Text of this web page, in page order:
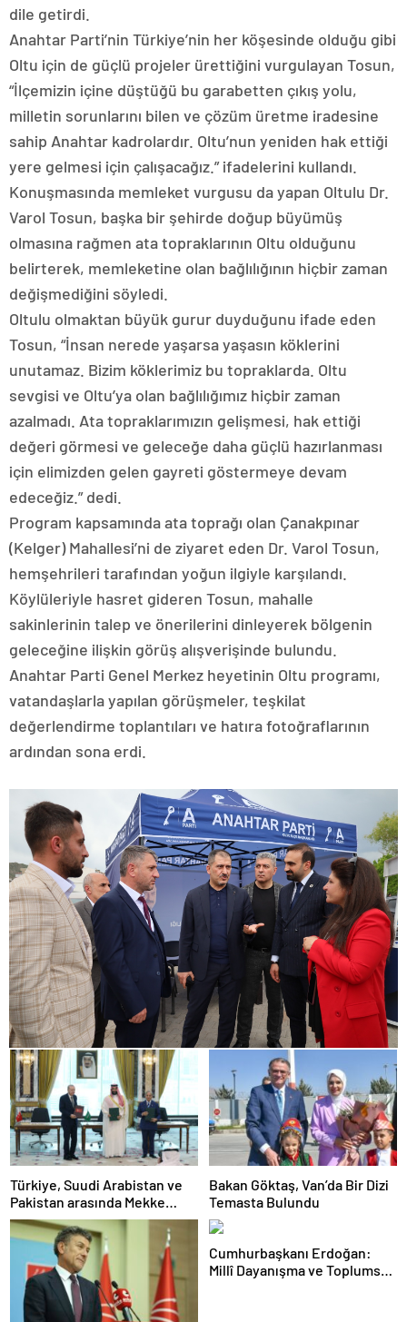
dile getirdi.
Anahtar Parti’nin Türkiye’nin her köşesinde olduğu gibi
Oltu için de güçlü projeler ürettiğini vurgulayan Tosun,
“İlçemizin içine düştüğü bu garabetten çıkış yolu,
milletin sorunlarını bilen ve çözüm üretme iradesine
sahip Anahtar kadrolardır. Oltu’nun yeniden hak ettiği
yere gelmesi için çalışacağız.” ifadelerini kullandı.
Konuşmasında memleket vurgusu da yapan Oltulu Dr.
Varol Tosun, başka bir şehirde doğup büyümüş
olmasına rağmen ata topraklarının Oltu olduğunu
belirterek, memleketine olan bağlılığının hiçbir zaman
değişmediğini söyledi.
Oltulu olmaktan büyük gurur duyduğunu ifade eden
Tosun, “İnsan nerede yaşarsa yaşasın köklerini
unutamaz. Bizim köklerimiz bu topraklarda. Oltu
sevgisi ve Oltu’ya olan bağlılığımız hiçbir zaman
azalmadı. Ata topraklarımızın gelişmesi, hak ettiği
değeri görmesi ve geleceğe daha güçlü hazırlanması
için elimizden gelen gayreti göstermeye devam
edeceğiz.” dedi.
Program kapsamında ata toprağı olan Çanakpınar
(Kelger) Mahallesi’ni de ziyaret eden Dr. Varol Tosun,
hemşehrileri tarafından yoğun ilgiyle karşılandı.
Köylüleriyle hasret gideren Tosun, mahalle
sakinlerinin talep ve önerilerini dinleyerek bölgenin
geleceğine ilişkin görüş alışverişinde bulundu.
Anahtar Parti Genel Merkez heyetinin Oltu programı,
vatandaşlarla yapılan görüşmeler, teşkilat
değerlendirme toplantıları ve hatıra fotoğraflarının
ardından sona erdi.
Türkiye, Suudi Arabistan ve
Pakistan arasında Mekke
Ortak Savunma Anlaşması
imzalandı
Bakan Göktaş, Van’da Bir Dizi
Temasta Bulundu
Cumhurbaşkanı Erdoğan:
Millî Dayanışma ve Toplumsal